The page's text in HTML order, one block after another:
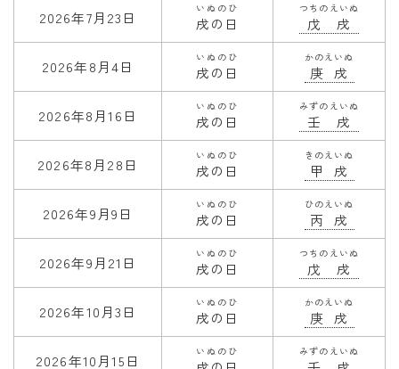
2026年7月23日 戌の日
いぬのひ
戊戌
つちのえいぬ
2026年8月4日 戌の日
いぬのひ
庚戌
かのえいぬ
2026年8月16日 戌の日
いぬのひ
壬戌
みずのえいぬ
2026年8月28日 戌の日
いぬのひ
甲戌
きのえいぬ
2026年9月9日 戌の日
いぬのひ
丙戌
ひのえいぬ
2026年9月21日 戌の日
いぬのひ
戊戌
つちのえいぬ
2026年10月3日 戌の日
いぬのひ
庚戌
かのえいぬ
2026年10月15日
いぬのひ みずのえいぬ